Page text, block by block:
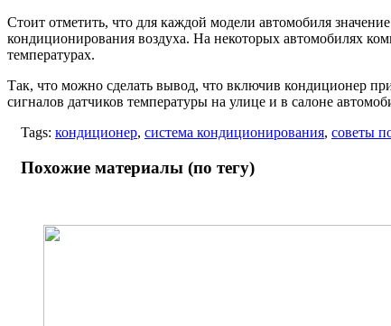
Стоит отметить, что для каждой модели автомобиля
кондиционирования воздуха. На некоторых автомобилях
температурах.
Так, что можно сделать вывод, что включив кондиционер
сигналов датчиков температуры на улице и в салоне
Tags: кондиционер, система кондиционирования, советы
Похожие материалы (по тегу)